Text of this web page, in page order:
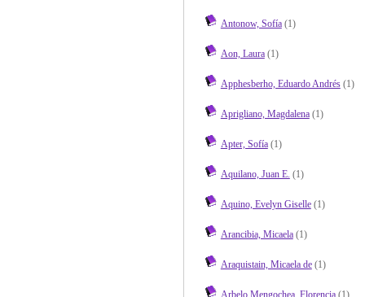
Antonow, Sofía(1)
Aon, Laura(1)
Apphesberho, Eduardo Andrés(1)
Aprigliano, Magdalena(1)
Apter, Sofía(1)
Aquilano, Juan E. (1)
Aquino, Evelyn Giselle(1)
Arancibia, Micaela(1)
Araquistain, Micaela de(1)
Arbelo Mengochea, Florencia(1)